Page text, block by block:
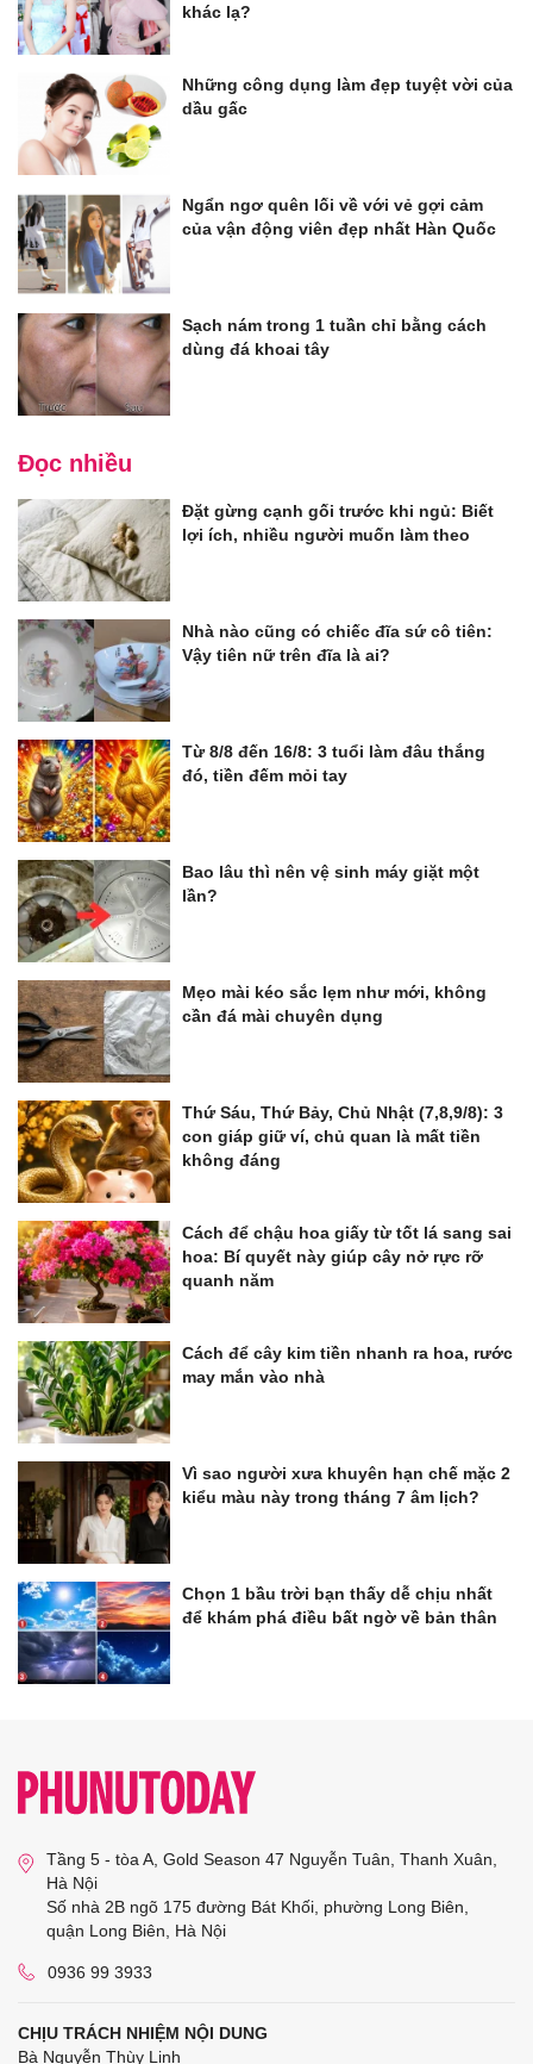
khác lạ?
Những công dụng làm đẹp tuyệt vời của
dầu gấc
Ngẩn ngơ quên lối về với vẻ gợi cảm
của vận động viên đẹp nhất Hàn Quốc
Sạch nám trong 1 tuần chỉ bằng cách
dùng đá khoai tây
Đọc nhiều
Đặt gừng cạnh gối trước khi ngủ: Biết
lợi ích, nhiều người muốn làm theo
Nhà nào cũng có chiếc đĩa sứ cô tiên:
Vậy tiên nữ trên đĩa là ai?
Từ 8/8 đến 16/8: 3 tuổi làm đâu thắng
đó, tiền đếm mỏi tay
Bao lâu thì nên vệ sinh máy giặt một
lần?
Mẹo mài kéo sắc lẹm như mới, không
cần đá mài chuyên dụng
Thứ Sáu, Thứ Bảy, Chủ Nhật (7,8,9/8): 3
con giáp giữ ví, chủ quan là mất tiền
không đáng
Cách để chậu hoa giấy từ tốt lá sang sai
hoa: Bí quyết này giúp cây nở rực rỡ
quanh năm
Cách để cây kim tiền nhanh ra hoa, rước
may mắn vào nhà
Vì sao người xưa khuyên hạn chế mặc 2
kiểu màu này trong tháng 7 âm lịch?
Chọn 1 bầu trời bạn thấy dễ chịu nhất
để khám phá điều bất ngờ về bản thân
Tầng 5 - tòa A, Gold Season 47 Nguyễn Tuân, Thanh Xuân,
Hà Nội
Số nhà 2B ngõ 175 đường Bát Khối, phường Long Biên,
quận Long Biên, Hà Nội
0936 99 3933
CHỊU TRÁCH NHIỆM NỘI DUNG
Bà Nguyễn Thùy Linh